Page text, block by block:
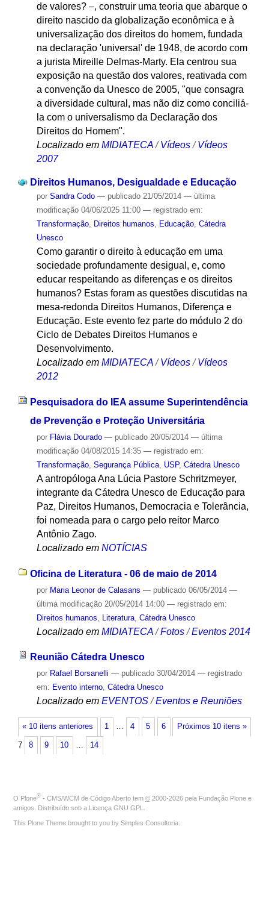
de valores? –, construir uma teoria que abarque o
direito nascido da globalização econômica e à
universalização dos direitos do homem, fundada
na declaração 'universal' de 1948, de acordo com
a jurista Mireille Delmas-Marty. Ela centrou sua
exposição na questão dos valores, reativada com
a convenção da Unesco de 2005, "que consagra
a diversidade cultural, mas não diz como conciliá-
la com o universalismo da Declaração dos
Direitos do Homem".
Localizado em MIDIATECA / Vídeos / Vídeos
2007
Direitos Humanos, Desigualdade e Educação
por Sandra Codo — publicado21/05/2014 — última
modificação04/06/2025 11:00 — registrado em:
Transformação, Direitos humanos, Educação, Cátedra
Unesco
Como garantir o direito à educação em uma
sociedade profundamente desigual, e, como
educar respeitando as diferenças e os direitos
humanos? Estas foram as questões discutidas na
mesa-redonda Direitos Humanos, Diferença e
Educação. Este evento fez parte do módulo 2 do
Ciclo de Debates Direitos Humanos e
Desenvolvimento.
Localizado em MIDIATECA /Vídeos /Vídeos
2012
Pesquisadora do IEA assume Superintendência
de Prevenção e Proteção Universitária
por Flávia Dourado — publicado20/05/2014 — última
modificação04/08/2015 14:35 — registrado em:
Transformação, Segurança Pública, USP, Cátedra Unesco
A antropóloga Ana Lúcia Pastore Schritzmeyer,
integrante da Cátedra Unesco de Educação para
Paz, Direitos Humanos, Democracia e Tolerância,
foi nomeada para o cargo pelo reitor Marco
Antônio Zago.
Localizado em NOTÍCIAS
Oficina de Literatura - 06 de maio de 2014
por Maria Leonor de Calasans — publicado06/05/2014 —
última modificação20/05/2014 14:00 — registrado em:
Direitos humanos
Literatura, Cátedra Unesco
Localizado em MIDIATECA /Fotos /Eventos 2014
Reunião Cátedra Unesco
por Rafael Borsanelli — publicado30/04/2014 — registrado
em: Evento interno, Cátedra Unesco
Localizado em EVENTOS /Eventos e Reuniões
« 10 itens anteriores Próximos 10 itens »
1 … 4 5 6
7 8 9 10 … 14
O Plone® - CMS/WCM de Código Aberto tem © 2000-2026 pela Fundação Plone e
amigos. Distribuído sob a Licença GNU GPL
This Plone Theme brought to you by Simples Consultoria